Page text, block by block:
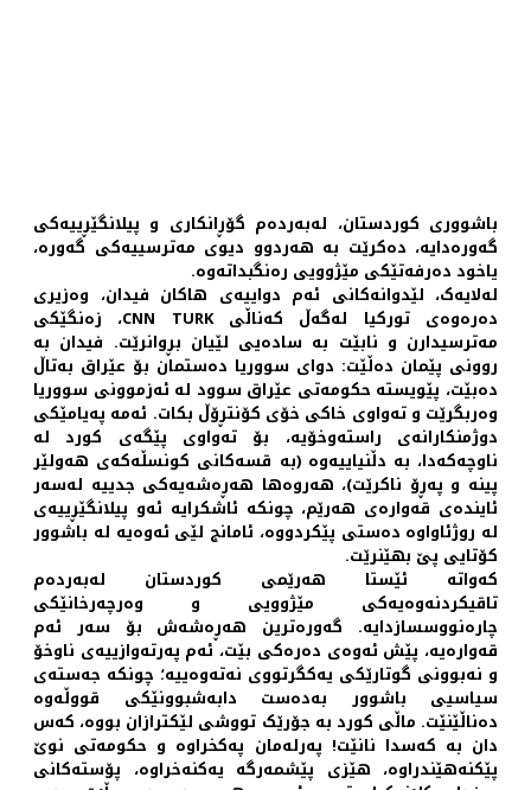
باشووری کوردستان، لەبەردەم گۆڕانکاری و پیلانگێڕییەکی
گەورەدایە، دەکرێت بە هەردوو دیوی مەترسییەکی گەورە،
یاخود دەرفەتێکی مێژوویی رەنگبداتەوە.
لەلایەک، لێدوانەکانی ئەم دواییەی هاکان فیدان، وەزیری
دەرەوەی تورکیا لەگەڵ کەناڵی CNN TURK، زەنگێکی
مەترسیدارن و نابێت بە سادەیی لێیان بڕوانرێت. فیدان بە
روونی پێمان دەڵێت: دوای سووریا دەستمان بۆ عێراق بەتاڵ
دەبێت، پێویستە حکومەتی عێراق سوود لە ئەزموونی سووریا
وەربگرێت و تەواوی خاکی خۆی کۆنتڕۆڵ بکات. ئەمە پەیامێکی
دوژمنکارانەی راستەوخۆیە، بۆ تەواوی پێگەی کورد لە
ناوچەکەدا، بە دڵنیاییەوە (بە قسەکانی کونسڵەکەی هەولێر
پینە و پەڕۆ ناکرێت)، هەروەها هەڕەشەیەکی جدییە لەسەر
ئایندەی قەوارەی هەرێم، چونکە ئاشکرایە ئەو پیلانگێڕییەی
لە روژئاواوە دەستی پێکردووە، ئامانج لێی ئەوەیە لە باشوور
کۆتایی پێ بهێنرێت.
کەواتە ئێستا هەرێمی کوردستان لەبەردەم
تاقیکردنەوەیەکی مێژوویی و وەرچەرخانێکی
چارەنووسسازدایە. گەورەترین هەڕەشەش بۆ سەر ئەم
قەوارەیە، پێش ئەوەی دەرەکی بێت، ئەم پەرتەوازییەی ناوخۆ
و نەبوونی گوتارێکی یەکگرتووی نەتەوەییە؛ چونکە جەستەی
سیاسیی باشوور بەدەست دابەشبوونێکی قووڵەوە
دەناڵێنێت. ماڵی کورد بە جۆرێک تووشی لێکترازان بووە، کەس
دان بە کەسدا نانێت! پەرلەمان پەکخراوە و حکومەتی نوێ
پێکنەهێندراوە، هێزی پێشمەرگە یەکنەخراوە، پۆستەکانی